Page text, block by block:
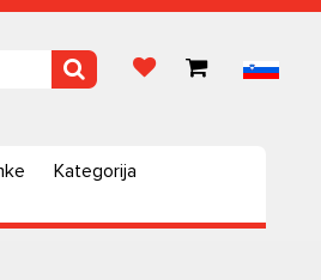
Kategorija